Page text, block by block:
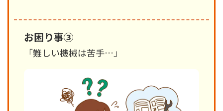
お困り事③
「難しい機械は苦手…」